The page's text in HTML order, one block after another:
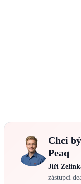
Chci
Peaq
Jiří
zástupci